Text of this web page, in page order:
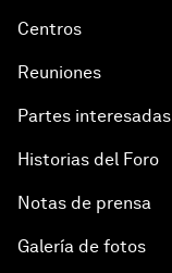
Centros
Reuniones
Partes interesadas
Historias del Foro
Notas de prensa
Galería de fotos